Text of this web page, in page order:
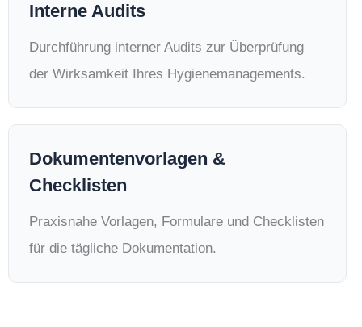
Interne Audits
Durchführung interner Audits zur Überprüfung
der Wirksamkeit Ihres Hygienemanagements.
Dokumentenvorlagen &
Checklisten
Praxisnahe Vorlagen, Formulare und Checklisten
für die tägliche Dokumentation.